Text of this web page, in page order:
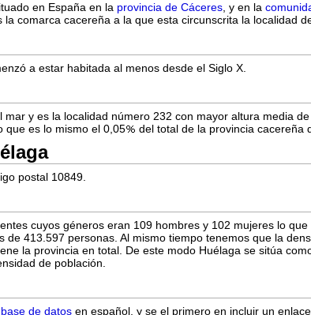
en España en la provincia de Cáceres , y en la
comarca cacereña a la que esta circunscrita la localidad
a estar habitada al menos desde el Siglo X.
y es la localidad número 232 con mayor altura media
que es lo mismo el 0,05
del total de la provincia cacereña
postal 10849.
cuyos géneros eran 109 hombres y 102 mujeres lo
de 413.597 personas. Al mismo tiempo tenemos que la
la provincia en total. De este modo Huélaga se sitúa
de población.
base de datos en español, y se el primero en incluir un